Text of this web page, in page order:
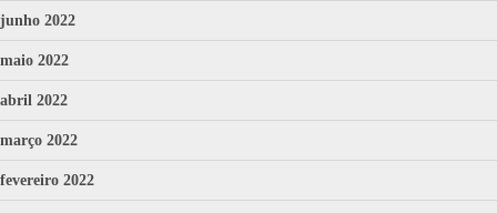
junho 2022
maio 2022
abril 2022
março 2022
fevereiro 2022